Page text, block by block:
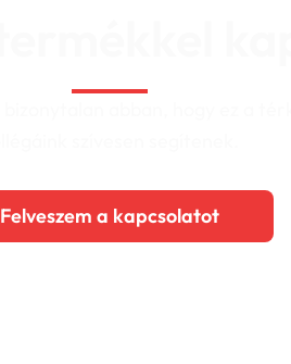
Felveszem a kapcsolatot